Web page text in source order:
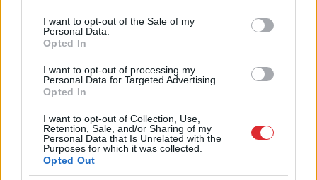
consent section.
I want to opt-out of the Sale of my
Personal Data.
Opted In
I want to opt-out of processing my
Personal Data for Targeted Advertising.
Opted In
I want to opt-out of Collection, Use,
Retention, Sale, and/or Sharing of my
Personal Data that Is Unrelated with the
Purposes for which it was collected.
Opted Out
Vaidarbs no 9.00 līdz 17.00